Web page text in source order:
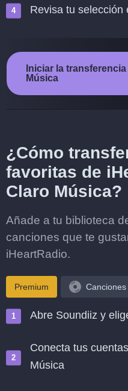
Revisa tu selección
Iniciar la
Música
¿Cómo
favoritas de
Claro Música?
Añade a tu biblioteca
canciones que te
iHeartRadio.
Premium Canciones
Abre Soundiiz y
Conecta tus
Música